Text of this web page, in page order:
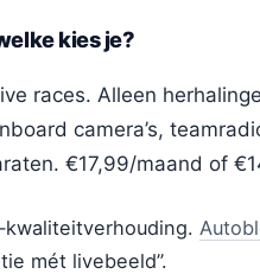
kies je?
races. Alleen
camera’s,
€17,99/maand of
mét livebeeld”.